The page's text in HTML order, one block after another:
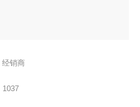
经销商
1037